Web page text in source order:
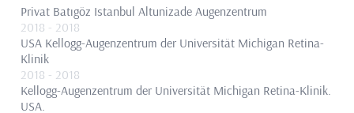
Privat Batıgöz Istanbul Altunizade Augenzentrum
2018 - 2018
USA Kellogg-Augenzentrum der Universität Michigan Retina-
Klinik
2018 - 2018
Kellogg-Augenzentrum der Universität Michigan Retina-Klinik.
USA.